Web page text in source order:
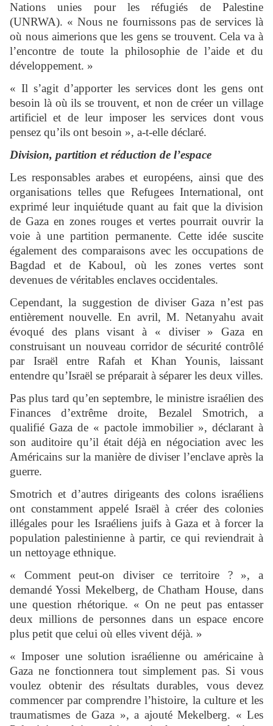
Nations unies pour les réfugiés de Palestine
(UNRWA). « Nous ne fournissons pas de services là
où nous aimerions que les gens se trouvent. Cela va à
l’encontre de toute la philosophie de l’aide et du
développement. »
« Il s’agit d’apporter les services dont les gens ont
besoin là où ils se trouvent, et non de créer un village
artificiel et de leur imposer les services dont vous
pensez qu’ils ont besoin », a-t-elle déclaré.
Division, partition et réduction de l’espace
Les responsables arabes et européens, ainsi que des
organisations telles que Refugees International, ont
exprimé leur inquiétude quant au fait que la division
de Gaza en zones rouges et vertes pourrait ouvrir la
voie à une partition permanente. Cette idée suscite
également des comparaisons avec les occupations de
Bagdad et de Kaboul, où les zones vertes sont
devenues de véritables enclaves occidentales.
Cependant, la suggestion de diviser Gaza n’est pas
entièrement nouvelle. En avril, M. Netanyahu avait
évoqué des plans visant à « diviser » Gaza en
construisant un nouveau corridor de sécurité contrôlé
par Israël entre Rafah et Khan Younis, laissant
entendre qu’Israël se préparait à séparer les deux villes.
Pas plus tard qu’en septembre, le ministre israélien des
Finances d’extrême droite, Bezalel Smotrich, a
qualifié Gaza de « pactole immobilier », déclarant à
son auditoire qu’il était déjà en négociation avec les
Américains sur la manière de diviser l’enclave après la
guerre.
Smotrich et d’autres dirigeants des colons israéliens
ont constamment appelé Israël à créer des colonies
illégales pour les Israéliens juifs à Gaza et à forcer la
population palestinienne à partir, ce qui reviendrait à
un nettoyage ethnique.
« Comment peut-on diviser ce territoire ? », a
demandé Yossi Mekelberg, de Chatham House, dans
une question rhétorique. « On ne peut pas entasser
deux millions de personnes dans un espace encore
plus petit que celui où elles vivent déjà. »
« Imposer une solution israélienne ou américaine à
Gaza ne fonctionnera tout simplement pas. Si vous
voulez obtenir des résultats durables, vous devez
commencer par comprendre l’histoire, la culture et les
traumatismes de Gaza », a ajouté Mekelberg. « Les